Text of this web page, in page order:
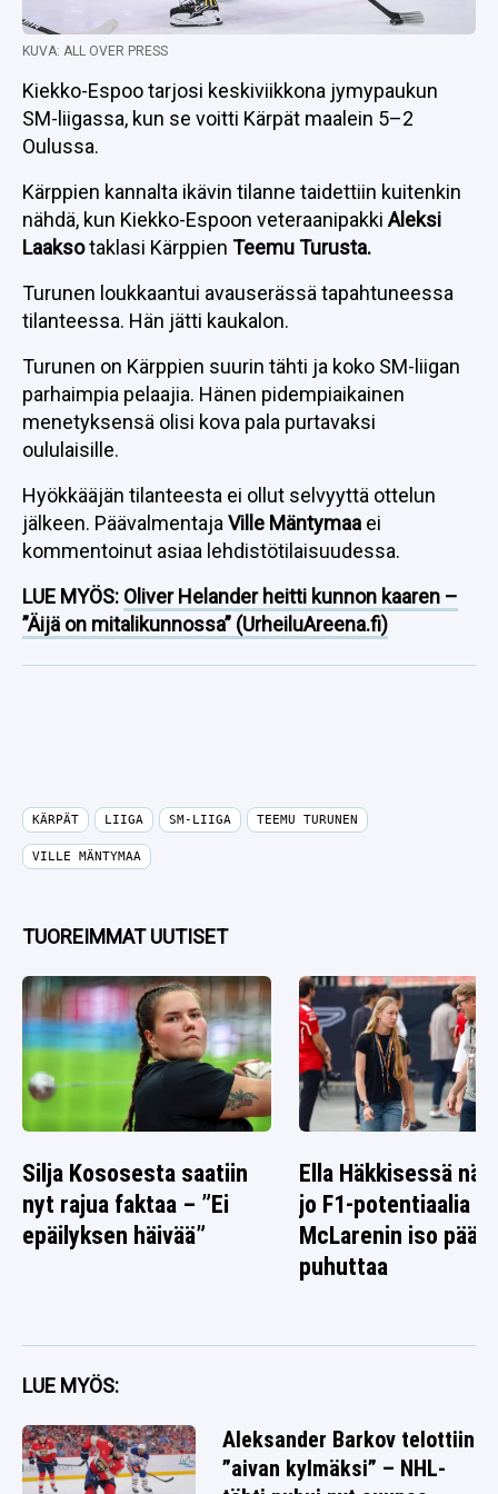
KUVA: ALL OVER PRESS
Kiekko-Espoo tarjosi keskiviikkona jymypaukun
SM-liigassa, kun se voitti Kärpät maalein 5–2
Oulussa.
Kärppien kannalta ikävin tilanne taidettiin kuitenkin
nähdä, kun Kiekko-Espoon veteraanipakki Aleksi
Laaksotaklasi Kärppien Teemu Turusta.
Turunen loukkaantui avauserässä tapahtuneessa
tilanteessa. Hän jätti kaukalon.
Turunen on Kärppien suurin tähti ja koko SM-liigan
parhaimpia pelaajia. Hänen pidempiaikainen
menetyksensä olisi kova pala purtavaksi
oululaisille.
Hyökkääjän tilanteesta ei ollut selvyyttä ottelun
jälkeen. Päävalmentaja Ville Mäntymaa ei
kommentoinut asiaa lehdistötilaisuudessa.
LUE MYÖS: Oliver Helander heitti kunnon kaaren –
”Äijä on mitalikunnossa” (UrheiluAreena.fi)
KÄRPÄT LIIGA SM-LIIGA TEEMU TURUNEN
VILLE MÄNTYMAA
TUOREIMMAT UUTISET
Silja Kososesta saatiin
nyt rajua faktaa – ”Ei
epäilyksen häivää”
Ella Häkkisessä
jo F1-potentiaalia –
McLarenin iso
puhuttaa
LUE MYÖS:
Aleksander Barkov telottiin
”aivan kylmäksi” – NHL-